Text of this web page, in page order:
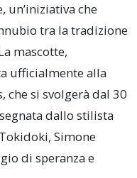
un’iniziativa che
tra la tradizione
mascotte,
ufficialmente alla
che si svolgerà dal 30
dallo stilista
Simone
di speranza e